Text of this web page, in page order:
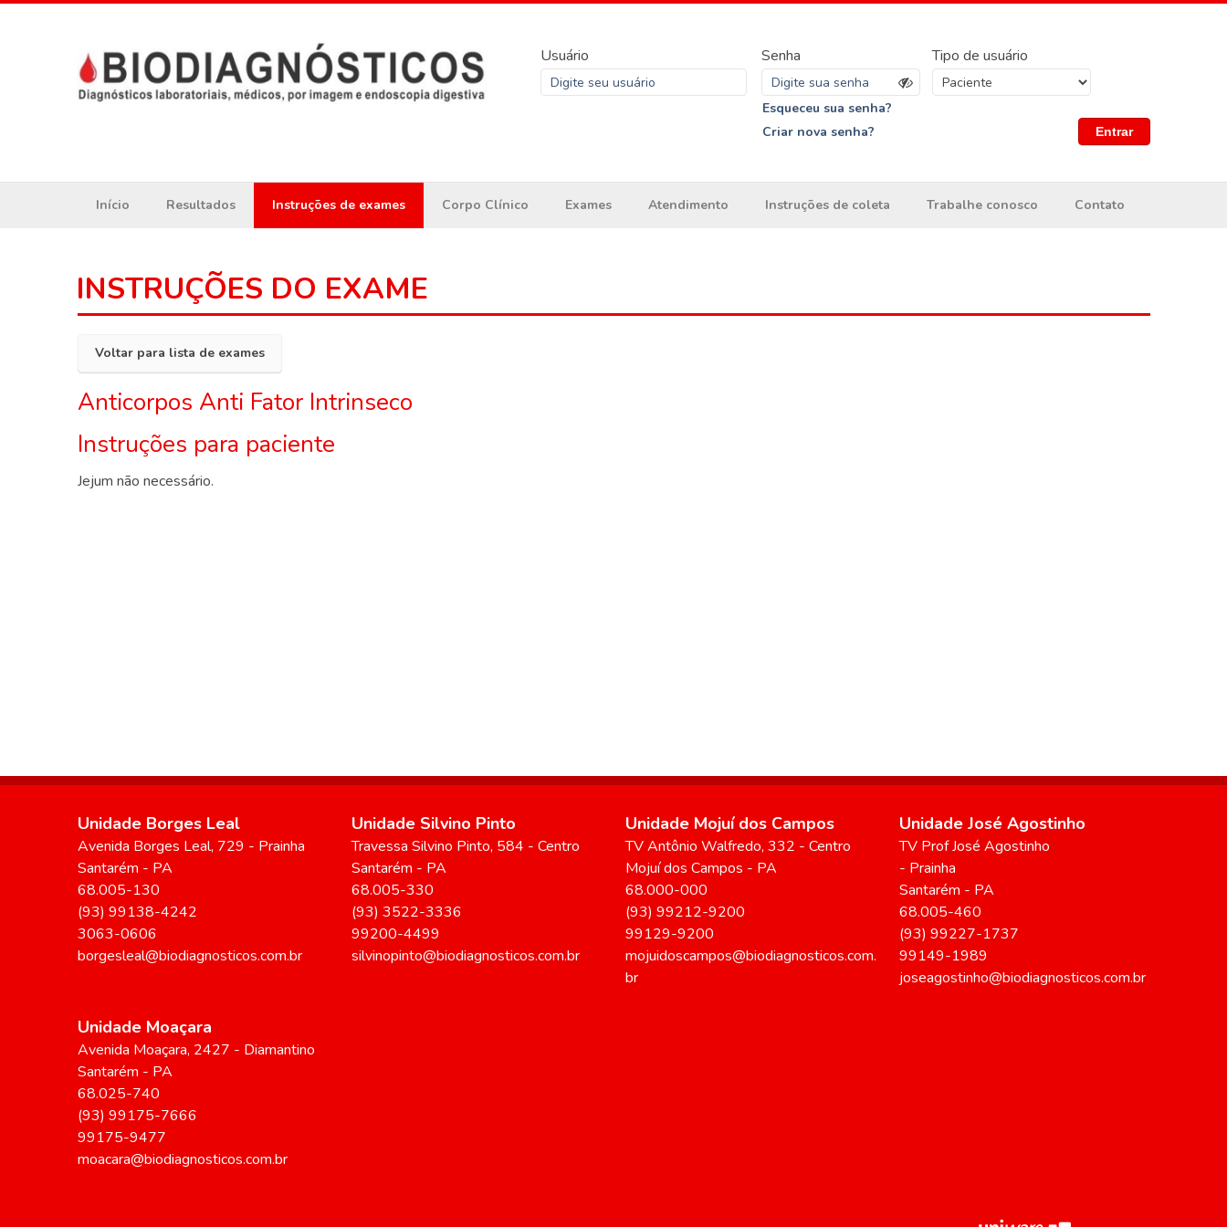
Usuário Senha
Esqueceu sua senha?
Criar nova senha?
Tipo de usuário
Entrar
Início Resultados Instruções de exames Corpo Clínico Exames Atendimento Instruções de coleta Trabalhe conosco Contato
INSTRUÇÕES DO EXAME
Voltar para lista de exames
Anticorpos Anti Fator Intrinseco
Instruções para paciente
Jejum não necessário.
Unidade Borges Leal
Avenida Borges Leal, 729 - Prainha
Santarém - PA
68.005-130
(93) 99138-4242
3063-0606
borgesleal@biodiagnosticos.com.br
Unidade Silvino Pinto
Travessa Silvino Pinto, 584 - Centro
Santarém - PA
68.005-330
(93) 3522-3336
99200-4499
silvinopinto@biodiagnosticos.com.br
Unidade Mojuí dos Campos
TV Antônio Walfredo, 332 - Centro
Mojuí dos Campos - PA
68.000-000
(93) 99212-9200
99129-9200
mojuidoscampos@biodiagnosticos.com.
br
Unidade José Agostinho
TV Prof José Agostinho
- Prainha
Santarém - PA
68.005-460
(93) 99227-1737
99149-1989
joseagostinho@biodiagnosticos.com.br
Unidade Moaçara
Avenida Moaçara, 2427 - Diamantino
Santarém - PA
68.025-740
(93) 99175-7666
99175-9477
moacara@biodiagnosticos.com.br